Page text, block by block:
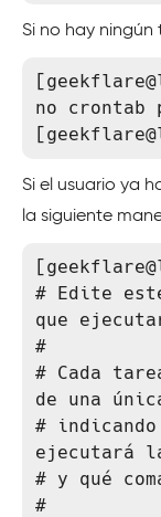
Si no hay
no crontab
Si el usuario ya
la siguiente
# Edite
que
#
# Cada
de una
# indicando
ejecutará
# y qué
#